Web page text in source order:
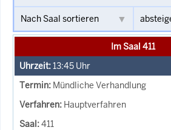
Im Saal 411
13:45 Uhr
Mündliche Verhandlung
Hauptverfahren
411